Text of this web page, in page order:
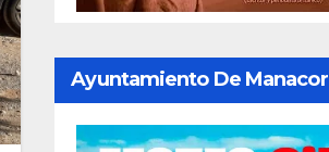
Ayuntamiento De Manacor